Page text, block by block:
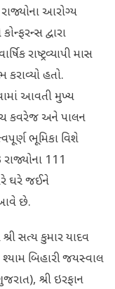
આરોગ્ય
દ્વારા
રાષ્ટ્રવ્યાપી માસ
કરાવ્યો હતો.
આવતી મુખ્ય
કવરેજ અને પાલન
ભૂમિકા વિશે
111
ઘરે જઈને
આવે છે.
સત્ય કુમાર યાદવ
બિહારી જયસ્વાલ
શ્રી ઇરફાન